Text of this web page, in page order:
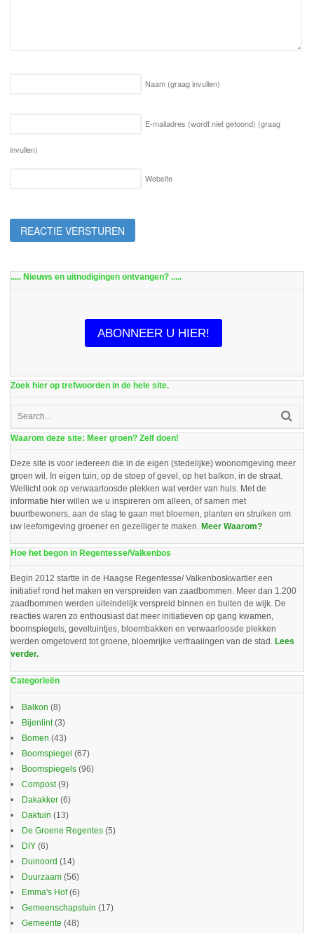
Naam (graag invullen)
E-mailadres (wordt niet getoond) (graag
invullen)
Website
..... Nieuws en uitnodigingen ontvangen? .....
ABONNEER U HIER!
Zoek hier op trefwoorden in de hele site.
Waarom deze site: Meer groen? Zelf doen!
Deze site is voor iedereen die in de eigen (stedelijke) woonomgeving meer
groen wil. In eigen tuin, op de stoep of gevel, op het balkon, in de straat.
Wellicht ook op verwaarloosde plekken wat verder van huis. Met de
informatie hier willen we u inspireren om alleen, of samen met
buurtbewoners, aan de slag te gaan met bloemen, planten en struiken om
uw leefomgeving groener en gezelliger te maken. Meer Waarom?
Hoe het begon in Regentesse/Valkenbos
Begin 2012 startte in de Haagse Regentesse/ Valkenboskwartier een
initiatief rond het maken en verspreiden van zaadbommen. Meer dan 1.200
zaadbommen werden uiteindelijk verspreid binnen en buiten de wijk. De
reacties waren zo enthousiast dat meer initiatieven op gang kwamen,
boomspiegels, geveltuintjes, bloembakken en verwaarloosde plekken
werden omgetoverd tot groene, bloemrijke verfraaiingen van de stad. Lees
verder.
Categorieën
Balkon (8)
Bijenlint(3)
Bomen (43)
Boomspiegel (67)
Boomspiegels (96)
Compost(9)
Dakakker (6)
Daktuin (13)
De Groene Regentes (5)
DIY (6)
Duinoord (14)
Duurzaam (56)
Emma's Hof(6)
Gemeenschapstuin (17)
Gemeente (48)